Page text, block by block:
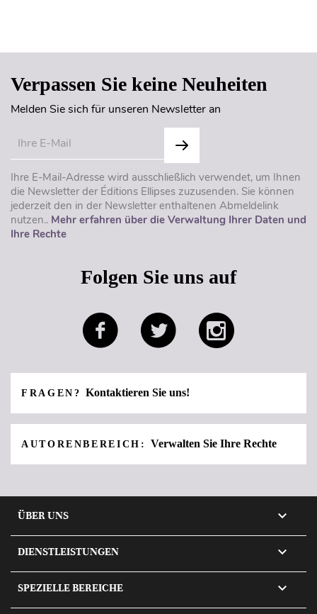
Verpassen Sie keine Neuheiten
Melden Sie sich für unseren Newsletter an
Ihre E-Mail-Adresse wird ausschließlich verwendet, um Ihnen
die Newsletter der Éditions Ellipses zuzusenden. Sie können
jederzeit den in der Newsletter enthaltenen Abmeldelink
nutzen.. Mehr erfahren über die Verwaltung Ihrer Daten und
Ihre Rechte
Folgen Sie uns auf
FRAGEN? Kontaktieren Sie uns!
AUTORENBEREICH: Verwalten Sie Ihre Rechte
ÜBER UNS 
DIENSTLEISTUNGEN 
SPEZIELLE BEREICHE 